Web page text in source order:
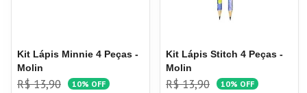
Kit Lápis Minnie 4 Peças -
Molin
R$ 13,90 10% OFF
Kit Lápis Stitch 4 Peças -
Molin
R$ 13,90 10% OFF